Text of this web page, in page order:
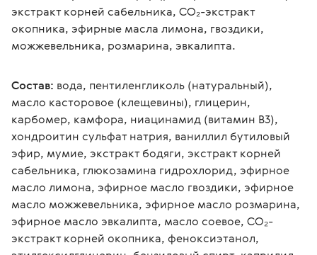
экстракт корней сабельника, СО₂-экстракт
окопника, эфирные масла лимона, гвоздики,
можжевельника, розмарина, эвкалипта.
Состав: вода, пентиленгликоль (натуральный),
масло касторовое (клещевины), глицерин,
карбомер, камфора, ниацинамид (витамин В3),
хондроитин сульфат натрия, ваниллил бутиловый
эфир, мумие, экстракт бодяги, экстракт корней
сабельника, глюкозамина гидрохлорид, эфирное
масло лимона, эфирное масло гвоздики, эфирное
масло можжевельника, эфирное масло розмарина,
эфирное масло эвкалипта, масло соевое, СО₂-
экстракт корней окопника, феноксиэтанол,